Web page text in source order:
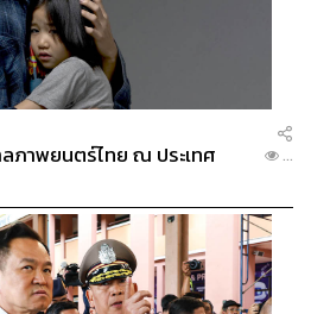
ต้องการของตลาดที่ชอบพอกัน
ามนิยมของตลาดไลฟ์โค้ช หาก
ชื่อว่าทัศนคติของคนไทยที่มีต่อ
วงการไลฟ์โค้ชบูม เพราะเมื่อ
ยดสะสมหรือมีปัญหาชีวิตกลับไม่
ขอรับคำปรึกษาจากจิตแพทย์
ตัวเอง) จะมองตัวเองว่าไม่ปกติ
กไปพบไลฟ์โค้ชกลับให้ความรู้สึก
การบำบัดรักษา
เรามีหลายประเภท บางคนเกิด
ภาพยนตร์ไทย ณ ประเทศ
...